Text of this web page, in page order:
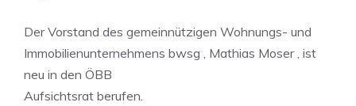
Der Vorstand des gemeinnützigen Wohnungs- und
Immobilienunternehmens bwsg , Mathias Moser , ist
neu in den ÖBB
Aufsichtsrat berufen.